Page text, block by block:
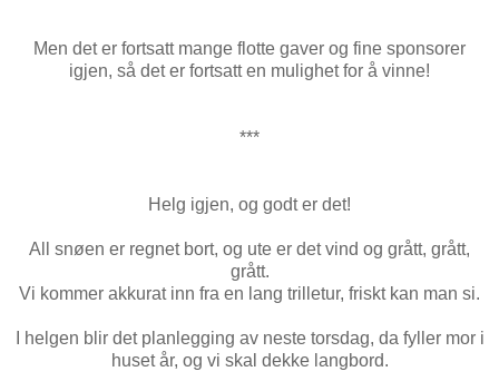
Men det er fortsatt mange flotte gaver og fine sponsorer
igjen, så det er fortsatt en mulighet for å vinne!
***
Helg igjen, og godt er det!
All snøen er regnet bort, og ute er det vind og grått, grått,
grått.
Vi kommer akkurat inn fra en lang trilletur, friskt kan man si.
I helgen blir det planlegging av neste torsdag, da fyller mor i
huset år, og vi skal dekke langbord.